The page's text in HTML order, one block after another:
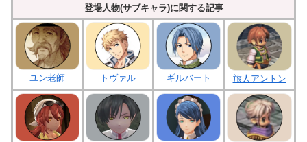
登場人物(サブキャラ)に関する記事
ユン老師 トヴァル ギルバート 旅人アントン